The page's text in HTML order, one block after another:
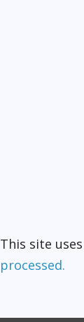
This site
processed.